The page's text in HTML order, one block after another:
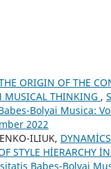
ORIGIN OF THE
MUSICAL THINKING ,
Bolyai Musica:
2022
ILIUK,
STYLE HİERARCHY
Babes-Bolyai